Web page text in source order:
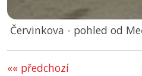
Červinkova - pohled od
«« předchozí